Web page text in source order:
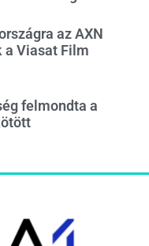
az AXN
a Viasat Film
felmondta a